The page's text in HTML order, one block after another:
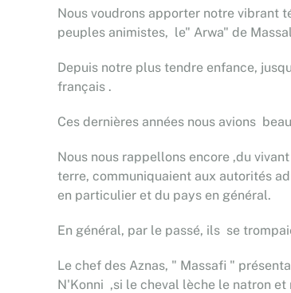
Nous voudrons apporter notre vibrant
peuples animistes, le" Arwa" de
Depuis notre plus tendre enfance,
français .
Ces dernières années nous avions
Nous nous rappellons encore ,du
terre, communiquaient aux autorités
en particulier et du pays en général.
En général, par le passé, ils se
Le chef des Aznas, " Massafi "
N'Konni ,si le cheval lèche le natron et